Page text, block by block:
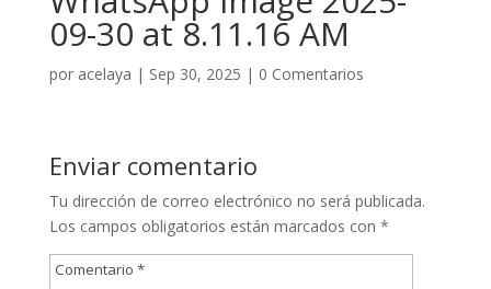
09-30 at 8.11.16 AM
por acelaya | Sep 30, 2025 | 0 Comentarios
Enviar comentario
Tu dirección de correo electrónico no será publicada.
Los campos obligatorios están marcados con *